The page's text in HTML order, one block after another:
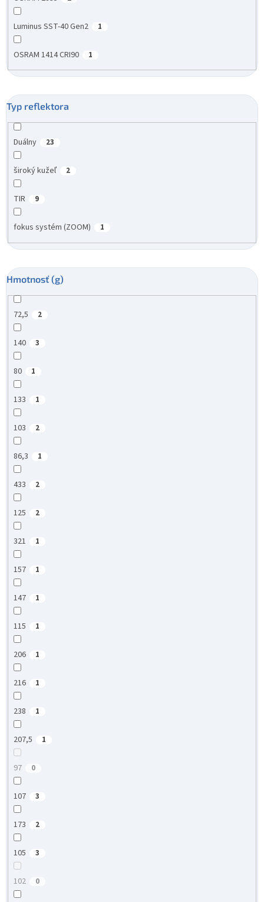
Luminus SST-40 Gen2 1
OSRAM 1414 CRI90 1
Typ reflektora
Duálny 23
široký kužeľ 2
TIR 9
fokus systém (ZOOM) 1
Hmotnosť (g)
72,5 2
140 3
80 1
133 1
103 2
86,3 1
433 2
125 2
321 1
157 1
147 1
115 1
206 1
216 1
238 1
207,5 1
97 0
107 3
173 2
105 3
102 0